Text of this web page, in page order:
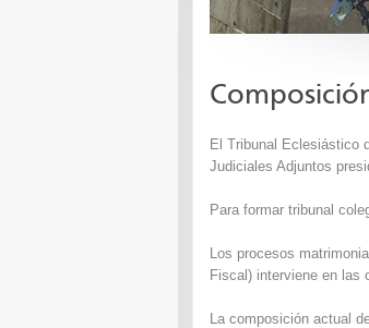
El Tribunal Eclesiástico
Judiciales Adjuntos
Para formar tribunal
Los procesos
Fiscal ) interviene en las
La composición actual